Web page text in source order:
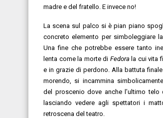
madre e del fratello. E invece no!
La scena sul palco si è pian piano
concreto elemento per simboleggiare
Una fine che potrebbe essere tanto
lenta come la morte di Fedora la cui vita
e in grazie di perdono. Alla battuta
morendo, si incammina
del proscenio dove anche l’ultimo
lasciando vedere agli spettatori i
retroscena del teatro.